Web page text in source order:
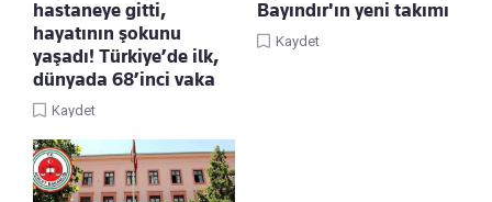
hastaneye gitti,
hayatının şokunu
yaşadı! Türkiye’de ilk,
dünyada 68’inci vaka
Kaydet
Bayındır'ın yeni takımı
Kaydet